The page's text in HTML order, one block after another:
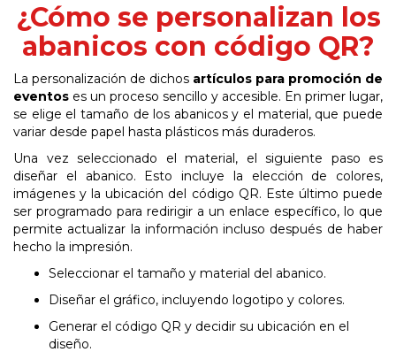
¿Cómo se personalizan los
abanicos con código QR?
La personalización de dichos artículos para promoción de
eventos es un proceso sencillo y accesible. En primer lugar,
se elige el tamaño de los abanicos y el material, que puede
variar desde papel hasta plásticos más duraderos.
Una vez seleccionado el material, el siguiente paso es
diseñar el abanico. Esto incluye la elección de colores,
imágenes y la ubicación del código QR. Este último puede
ser programado para redirigir a un enlace específico, lo que
permite actualizar la información incluso después de haber
hecho la impresión.
Seleccionar el tamaño y material del abanico.
Diseñar el gráfico, incluyendo logotipo y colores.
Generar el código QR y decidir su ubicación en el
diseño.